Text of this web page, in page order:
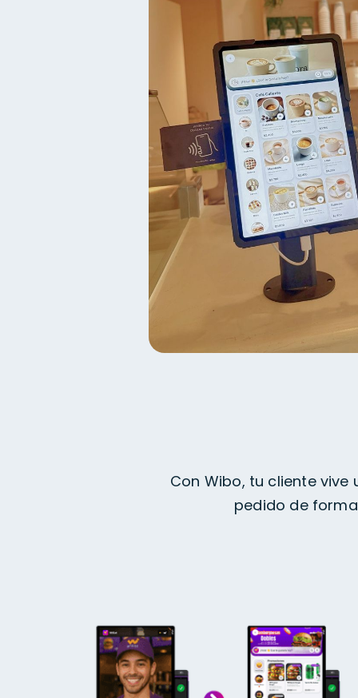
Con Wibo, tu cliente vive
pedido de